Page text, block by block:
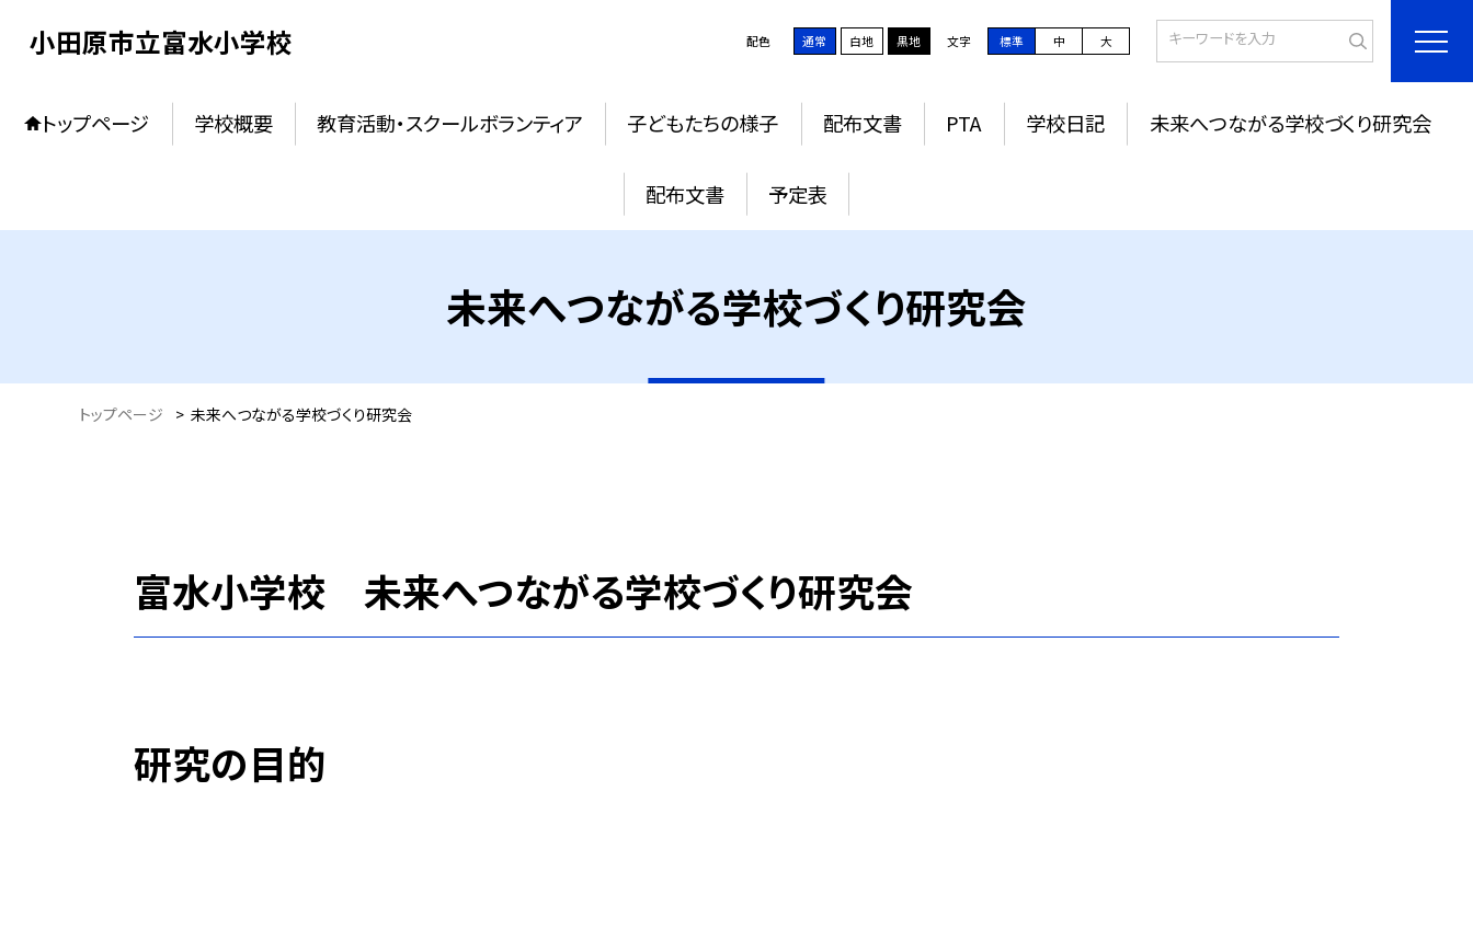
小田原市立富水小学校 配色 通常 白地 黒地 文字 標準 中 大
トップページ 学校概要 教育活動・スクールボランティア 子どもたちの様子 配布文書 PTA 学校日記 未来へつながる学校づくり研究会
配布文書 予定表
未来へつながる学校づくり研究会
トップページ > 未来へつながる学校づくり研究会
富水小学校 未来へつながる学校づくり研究会
研究の目的